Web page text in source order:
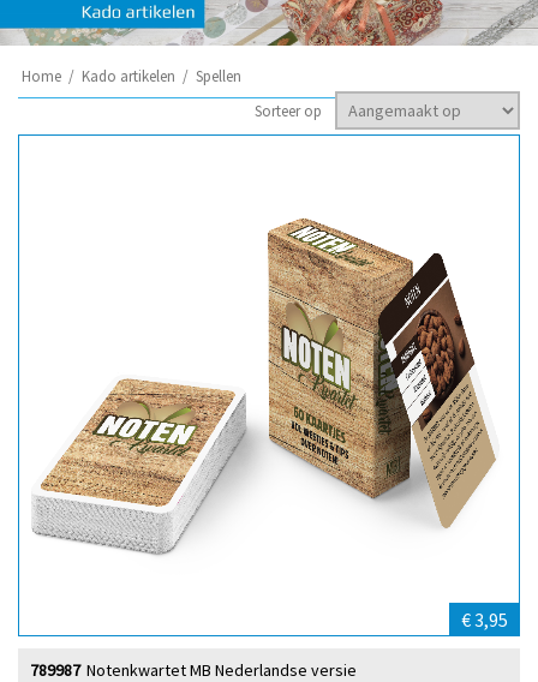
Home / Kado artikelen / Spellen
Sorteer op
€ 3,95
Notenkwartet MB Nederlandse versie
789987